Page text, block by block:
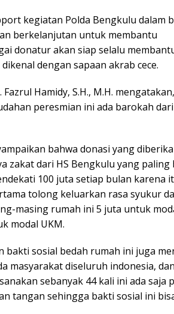
kegiatan Polda Bengkulu dalam
berkelanjutan untuk membantu
donatur akan siap selalu
dengan sapaan akrab cece.
Hamidy, S.H., M.H. mengatakan,
peresmian ini ada barokah
bahwa donasi yang
zakat dari HS Bengkulu yang paling
100 juta setiap bulan karena
tolong keluarkan rasa syukur
masing rumah ini 5 juta untuk
modal UKM.
bakti sosial bedah rumah ini juga
masyarakat diseluruh indonesia,
sebanyak 44 kali ini ada saja
tangan sehingga bakti sosial ini